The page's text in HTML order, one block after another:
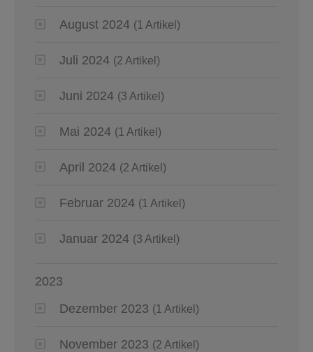
August 2024 (1 Artikel)
Juli 2024 (2 Artikel)
Juni 2024 (3 Artikel)
Mai 2024 (1 Artikel)
April 2024 (2 Artikel)
Februar 2024 (1 Artikel)
Januar 2024 (3 Artikel)
2023
Dezember 2023 (1 Artikel)
November 2023 (2 Artikel)